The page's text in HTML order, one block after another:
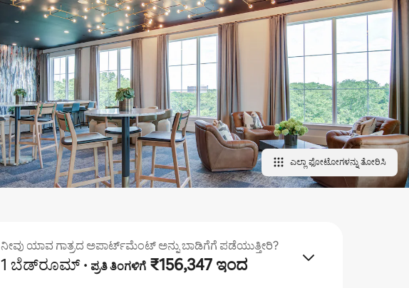
ಎಲ್ಲಾ ಫೋಟೋಗಳನ್ನು ತೋರಿಸಿ
ನೀವು ಯಾವ ಗಾತ್ರದ ಅಪಾರ್ಟ್‌ಮೆಂಟ್ ಅನ್ನು ಬಾಡಿಗೆಗೆ ಪಡೆಯುತ್ತೀರಿ?
1 ಬೆಡ್‌ರೂಮ್ · ಪ್ರತಿ ತಿಂಗಳಿಗೆ ₹156,347 ಇಂದ